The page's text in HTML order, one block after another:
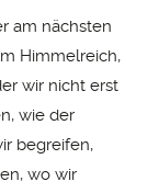
am nächsten
Himmelreich,
wir nicht erst
wie der
begreifen,
wo wir